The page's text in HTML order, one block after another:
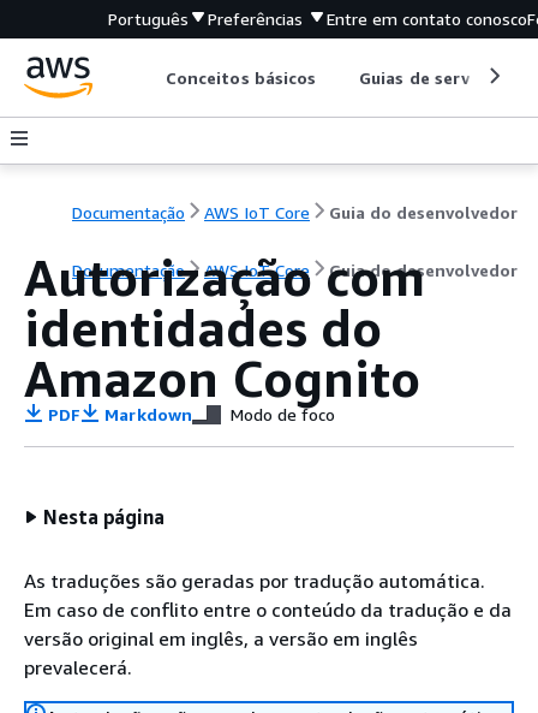
Português Preferências Entre em contato conosco
Conceitos básicos Guias de serviço
Documentação AWS IoT Core Guia do desenvolvedor
Documentação AWS IoT Core Guia do desenvolvedor
Autorização com
identidades do
Amazon Cognito
PDF Markdown Modo de foco
Nesta página
As traduções são geradas por tradução automática.
Em caso de conflito entre o conteúdo da tradução e da
versão original em inglês, a versão em inglês
prevalecerá.